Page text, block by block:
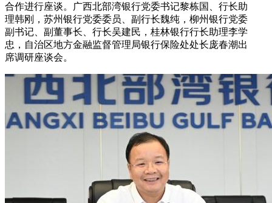
合作进行座谈。广西北部湾银行党委书记黎栋国、行长助
理韩刚，苏州银行党委委员、副行长魏纯，柳州银行党委
副书记、副董事长、行长吴建民，桂林银行行长助理李学
忠，自治区地方金融监督管理局银行保险处处长庞春潮出
席调研座谈会。